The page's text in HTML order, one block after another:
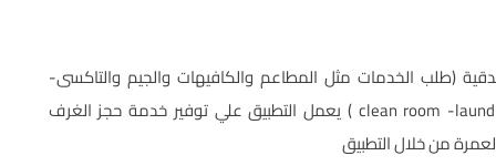
(طلب الخدمات مثل المطاعم والكافيهات والجيم والتاكسى-
خدمات الفندق من clean room -laundry -coffee shop -hotel restaurant ) يعمل التطبيق علي توفير خدمة حجز الغرف
من خلال التطبيق